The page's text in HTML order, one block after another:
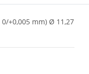
+0,005 mm) Ø 11,27